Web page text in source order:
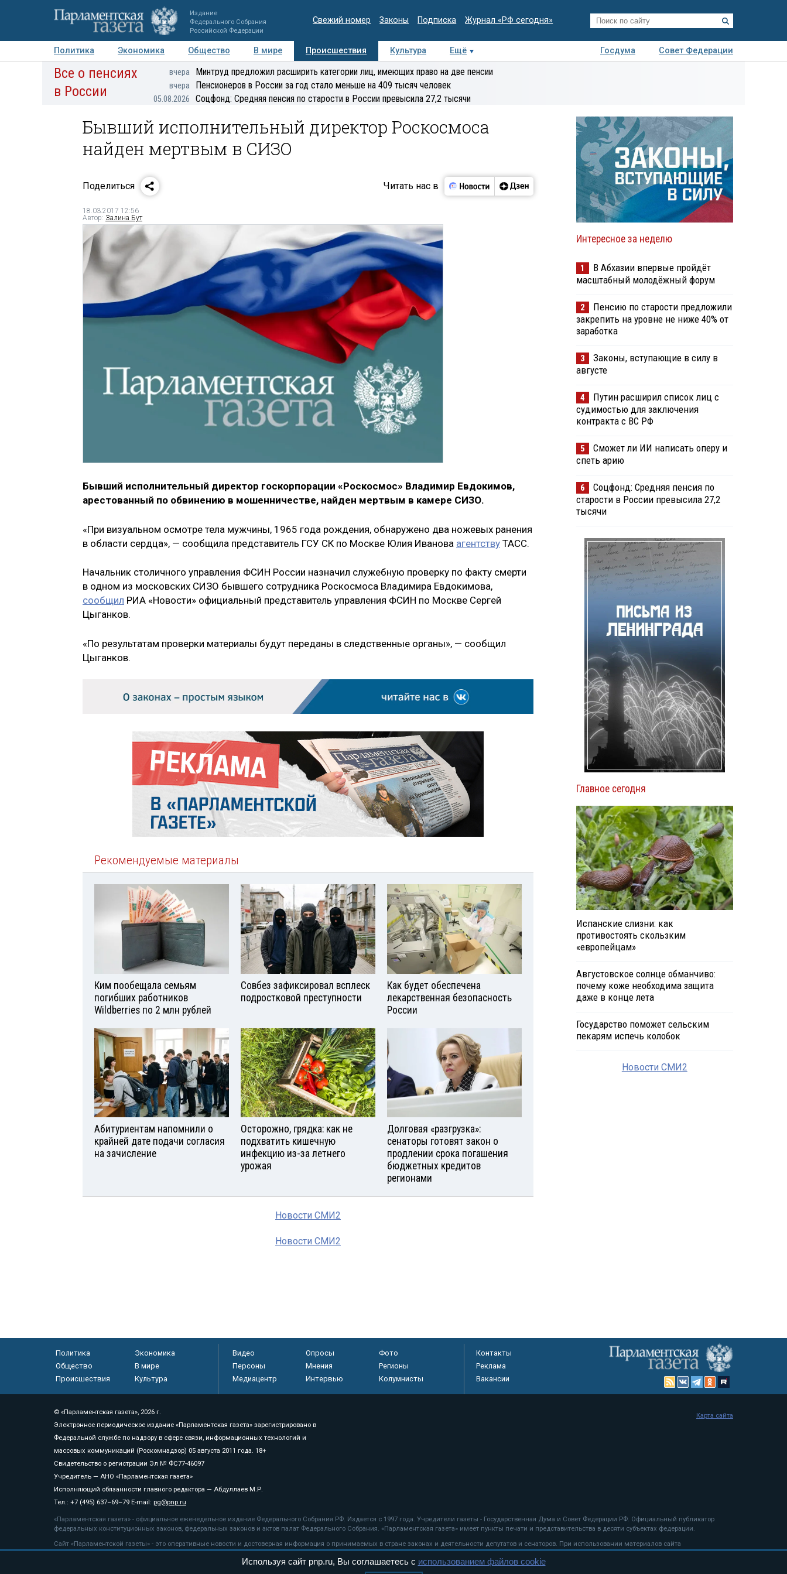
Издание
Федерального Собрания
Российской Федерации
Свежий номер Законы Подписка Журнал «РФ сегодня»
Политика Экономика Общество В мире Происшествия Культура Ещё Госдума
Совет Федерации
Авторы Персоны Мнения Регионы Медиацентр Интервью Колумнисты
Деловая
Все о пенсиях
в России
вчера Минтруд предложил расширить категории лиц, имеющих право на две пенсии
вчера Пенсионеров в России за год стало меньше на 409 тысяч человек
05.08.2026 Соцфонд: Средняя пенсия по старости в России превысила 27,2 тысячи
Бывший исполнительный директор Роскосмоса
найден мертвым в СИЗО
Поделиться Читать нас в
18.03.2017 12:56
Автор: Залина Бут
Бывший исполнительный директор госкорпорации «Роскосмос» Владимир Евдокимов,
арестованный по обвинению в мошенничестве, найден мертвым в камере СИЗО.
«При визуальном осмотре тела мужчины, 1965 года рождения, обнаружено два ножевых ранения
в области сердца», — сообщила представитель ГСУ СК по Москве Юлия Иванова агентству ТАСС.
Начальник столичного управления ФСИН России назначил служебную проверку по факту смерти
в одном из московских СИЗО бывшего сотрудника Роскосмоса Владимира Евдокимова,
сообщил РИА «Новости» официальный представитель управления ФСИН по Москве Сергей
Цыганков.
«По результатам проверки материалы будут переданы в следственные органы», — сообщил
Цыганков.
Рекомендуемые материалы
Ким пообещала семьям
погибших работников
Wildberries по 2 млн рублей
Совбез зафиксировал всплеск
подростковой преступности
Как будет обеспечена
лекарственная безопасность
России
Абитуриентам напомнили о
крайней дате подачи согласия
на зачисление
Осторожно, грядка: как не
подхватить кишечную
инфекцию из-за летнего
урожая
Долговая «разгрузка»:
сенаторы готовят закон о
продлении срока погашения
бюджетных кредитов
регионами
Новости СМИ2
Новости СМИ2
Интересное за неделю
1
В Абхазии впервые пройдёт
масштабный молодёжный форум
2
Пенсию по старости предложили
закрепить на уровне не ниже 40% от
заработка
3
Законы, вступающие в силу в
августе
4
Путин расширил список лиц с
судимостью для заключения
контракта с ВС РФ
5
Сможет ли ИИ написать оперу и
спеть арию
6
Соцфонд: Средняя пенсия по
старости в России превысила 27,2
тысячи
Главное сегодня
Испанские слизни: как
противостоять скользким
«европейцам»
Августовское солнце обманчиво:
почему коже необходима защита
даже в конце лета
Государство поможет сельским
пекарям испечь колобок
Новости СМИ2
Политика
Экономика
Общество
В мире
Происшествия
Культура
Видео Опросы
Фото
Персоны
Мнения
Регионы
Медиацентр
Интервью Колумнисты
Контакты
Реклама
Вакансии
© «Парламентская газета», 2026 г.
Электронное периодическое издание «Парламентская газета» зарегистрировано в
Федеральной службе по надзору в сфере связи, информационных технологий и
массовых коммуникаций (Роскомнадзор) 05 августа 2011 года. 18+
Свидетельство о регистрации Эл № ФС77-46097
Учредитель — АНО «Парламентская газета»
Исполняющий обязанности главного редактора — Абдуллаев М.Р.
Тел.: +7 (495) 637–69–79 E-mail: pg@pnp.ru
«Парламентская газета» - официальное еженедельное издание Федерального Собрания РФ. Издается с 1997 года. Учредители газеты - Государственная Дума и Совет Федерации РФ. Официальный публикатор
федеральных конституционных законов, федеральных законов и актов палат Федерального Собрания. «Парламентская газета» имеет пункты печати и представительства в десяти субъектах федерации.
Сайт «Парламентской газеты» - это оперативные новости и достоверная информация о принимаемых в стране законах и деятельности депутатов и сенаторов. При использовании материалов сайта
«Парламентской газеты» активная ссылка на pnp.ru обязательна.
рекомендательные технологии
Карта сайта
Используя сайт pnp.ru, Вы соглашаетесь с использованием файлов cookie